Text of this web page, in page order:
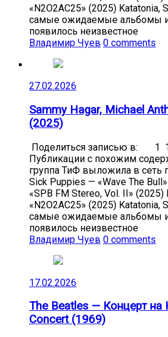
«N2O2AC25» (2025) Katatonia,
самые ожидаемые альбомы
появилось неизвестное
Владимир Чуев 0 comments
27.02.2026
Sammy Hagar, Michael
(2025)
Поделиться записью в: 1
Публикации с похожим
группа ТиФ выложила в сеть
Sick Puppies — «Wave The
«SPB FM Stereo, Vol. II»
«N2O2AC25» (2025) Katatonia,
самые ожидаемые альбомы
появилось неизвестное
Владимир Чуев 0 comments
17.02.2026
The Beatles — Концерт
Concert (1969)